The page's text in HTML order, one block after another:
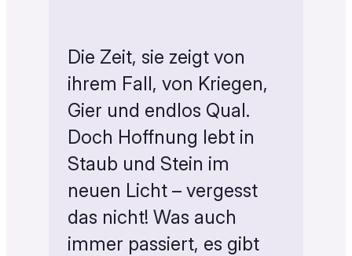
Die Zeit, sie zeigt von
ihrem Fall, von Kriegen,
Gier und endlos Qual.
Doch Hoffnung lebt in
Staub und Stein im
neuen Licht – vergesst
das nicht! Was auch
immer passiert, es gibt